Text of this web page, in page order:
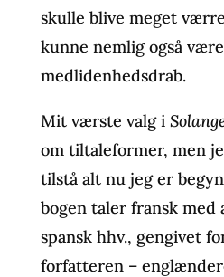
skulle blive meget
kunne nemlig også
medlidenhedsdrab.
Mit værste valg i
om tiltaleformer, men
tilstå alt nu jeg er
bogen taler fransk med
spansk hhv., gengivet
forfatteren –